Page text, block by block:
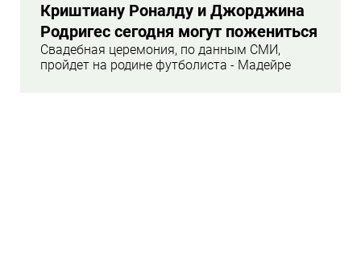
Криштиану Роналду и Джорджина
Родригес сегодня могут пожениться
Свадебная церемония, по данным СМИ,
пройдет на родине футболиста - Мадейре